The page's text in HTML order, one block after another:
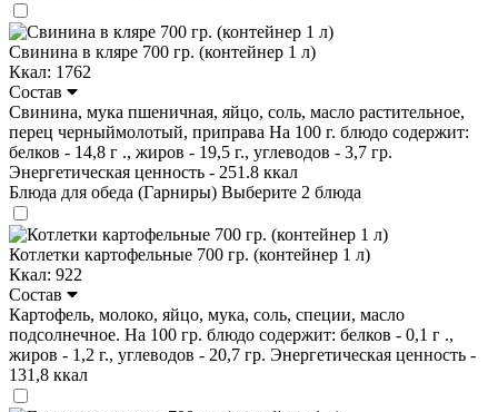
Свинина в кляре 700 гр. (контейнер 1 л)
Ккал: 1762
Состав
Свинина, мука пшеничная, яйцо, соль, масло растительное,
перец черныймолотый, приправа На 100 г. блюдо содержит:
белков - 14,8 г ., жиров - 19,5 г., углеводов - 3,7 гр.
Энергетическая ценность - 251.8 ккал
Блюда для обеда (Гарниры) Выберите 2 блюда
Котлетки картофельные 700 гр. (контейнер 1 л)
Ккал: 922
Состав
Картофель, молоко, яйцо, мука, соль, специи, масло
подсолнечное. На 100 гр. блюдо содержит: белков - 0,1 г .,
жиров - 1,2 г., углеводов - 20,7 гр. Энергетическая ценность -
131,8 ккал